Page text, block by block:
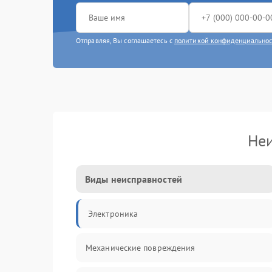
Отправляя, Вы соглашаетесь с политикой
Виды неисправностей
Электроника
Механические повреждения